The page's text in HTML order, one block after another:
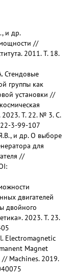
и др.
//
2011. Т. 18.
Стендовые
группы как
установки //
2023. Т. 22. № 3. С.
3-99-107
и др. О выборе
для
//
двигателей
двойного
2023. Т. 23.
Electromagnetic
Magnet
Machines. 2019.